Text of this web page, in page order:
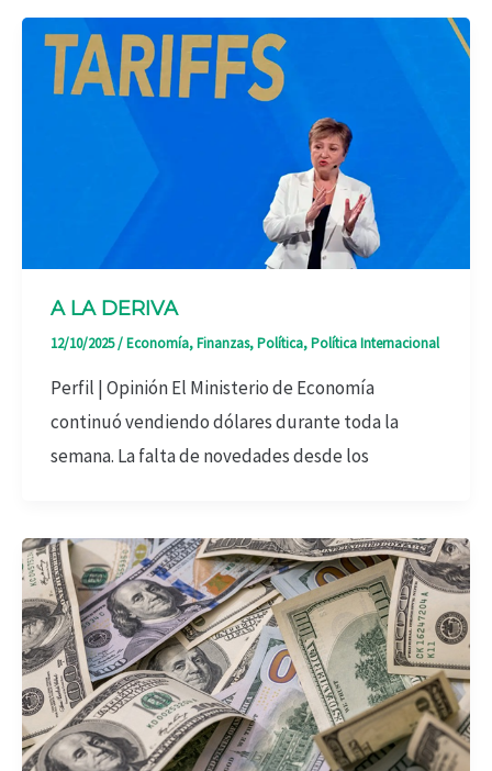
A LA DERIVA
12/10/2025/Economía,Finanzas,Política,Política Internacional
Perfil | Opinión El Ministerio de Economía
continuó vendiendo dólares durante toda la
semana. La falta de novedades desde los